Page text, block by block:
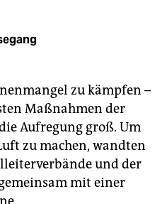
zu kämpfen –
Maßnahmen der
Aufregung groß. Um
zu machen, wandten
und der
mit einer